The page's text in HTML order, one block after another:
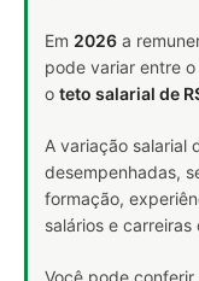
Em 2026 a
pode variar entre o
o teto salarial de
A variação salarial
desempenhadas,
formação,
salários e carreiras
Você pode